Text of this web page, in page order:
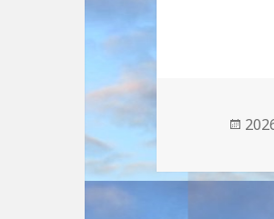
投
日: